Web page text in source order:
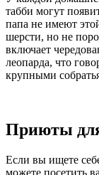
табби могут
папа не имеют
шерсти, но не
включает
леопарда, что
крупными
Приюты
Если вы ищете
можете посетить